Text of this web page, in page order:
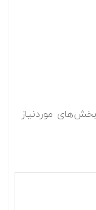
بخش‌های موردنیاز